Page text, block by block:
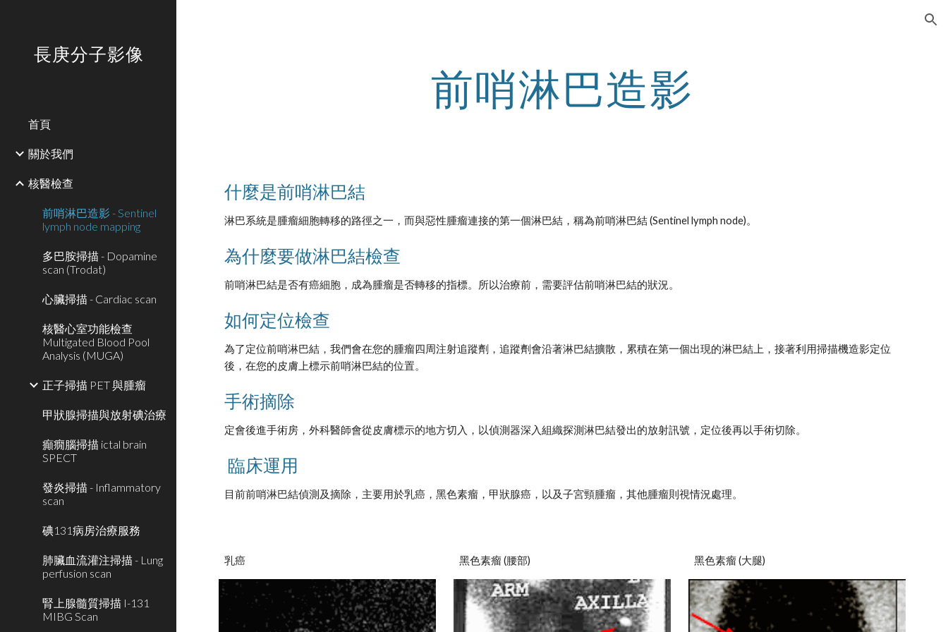
長庚分子影像
首頁
關於我們
核醫檢查
前哨淋巴造影 - Sentinel
lymph node mapping
多巴胺掃描 - Dopamine
scan (Trodat)
心臟掃描 - Cardiac scan
核醫心室功能檢查
Multigated Blood Pool
Analysis (MUGA)
正子掃描 PET 與腫瘤
甲狀腺掃描與放射碘治療
癲癇腦掃描 ictal brain
SPECT
發炎掃描 - Inflammatory
scan
碘131病房治療服務
肺臟血流灌注掃描 - Lung
perfusion scan
腎上腺髓質掃描 I-131
MIBG Scan
前哨淋巴造影
什麼是前哨淋巴結
淋巴系統是腫瘤細胞轉移的路徑之一，而與惡性腫瘤連接的第一個淋巴結，稱為前哨淋巴結 (Sentinel lymph node)。
為什麼要做淋巴結檢查
前哨淋巴結是否有癌細胞，成為腫瘤是否轉移的指標。所以治療前，需要評估前哨淋巴結的狀況。
如何定位檢查
為了定位前哨淋巴結，我們會在您的腫瘤四周注射追蹤劑，追蹤劑會沿著淋巴結擴散，累積在第一個出現的淋巴結上，接著利用掃描機造影定位
後，在您的皮膚上標示前哨淋巴結的位置。
手術摘除
定會後進手術房，外科醫師會從皮膚標示的地方切入，以偵測器深入組織探測淋巴結發出的放射訊號，定位後再以手術切除。
臨床運用
目前前哨淋巴結偵測及摘除，主要用於乳癌，黑色素瘤，甲狀腺癌，以及子宮頸腫瘤，其他腫瘤則視情況處理。
乳癌 黑色素瘤 (腰部) 黑色素瘤 (大腿)